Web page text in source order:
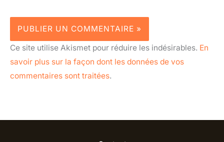
Ce site utilise Akismet pour réduire les indésirables. En
savoir plus sur la façon dont les données de vos
commentaires sont traitées.